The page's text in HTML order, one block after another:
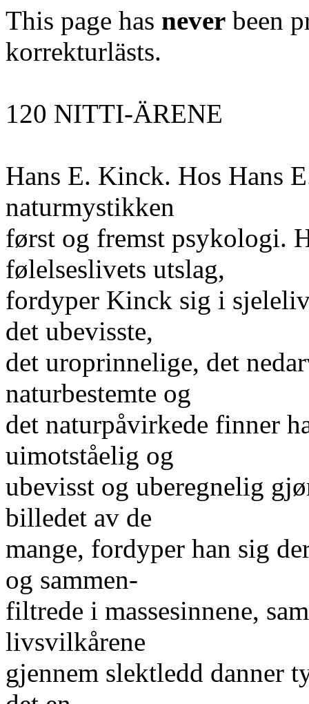
This page has never been
korrekturlästs.
120 NITTI-ÄRENE
Hans E. Kinck. Hos Hans
naturmystikken
først og fremst psykologi.
følelseslivets utslag,
fordyper Kinck sig i
det ubevisste,
det uroprinnelige, det
naturbestemte og
det naturpåvirkede finner
uimotståelig og
ubevisst og uberegnelig
billedet av de
mange, fordyper han sig
og sammen-
filtrede i massesinnene,
livsvilkårene
gjennem slektledd danner